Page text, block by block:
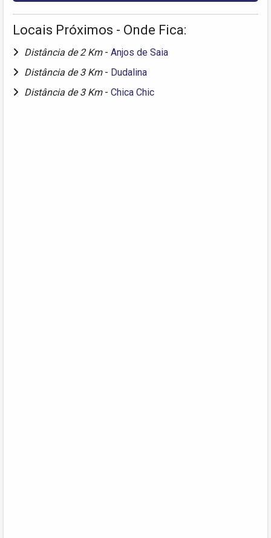
Locais Próximos - Onde Fica:
Distância de 2 Km - Anjos de Saia
Distância de 3 Km - Dudalina
Distância de 3 Km - Chica Chic